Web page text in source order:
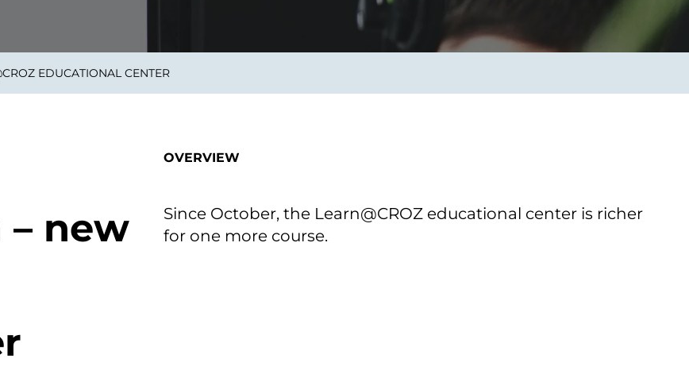
von morgen.
EDUCATIONAL CENTER
new
OVERVIEW
Since October, the Learn@CROZ educational center is richer
for one more course.